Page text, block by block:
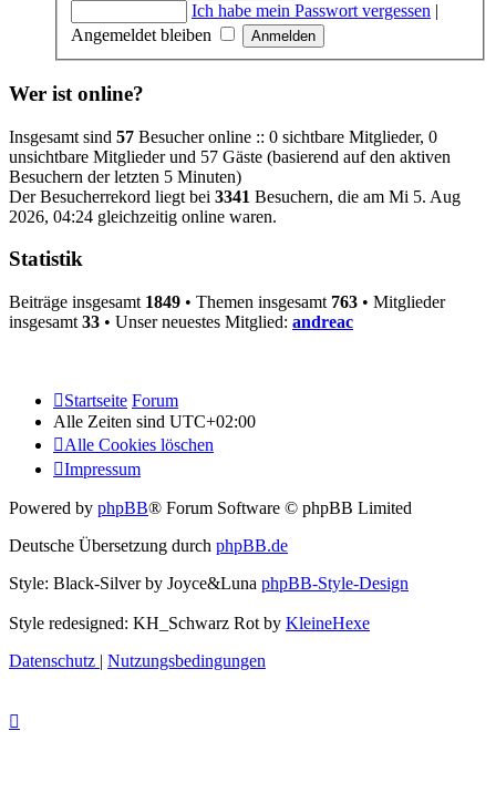
Ich habe mein Passwort vergessen |
Angemeldet bleiben
Wer ist online?
Insgesamt sind 57 Besucher online :: 0 sichtbare Mitglieder, 0
unsichtbare Mitglieder und 57 Gäste (basierend auf den aktiven
Besuchern der letzten 5 Minuten)
Der Besucherrekord liegt bei 3341 Besuchern, die am Mi 5. Aug
2026, 04:24 gleichzeitig online waren.
Statistik
Beiträge insgesamt 1849 • Themen insgesamt 763 • Mitglieder
insgesamt 33 • Unser neuestes Mitglied: andreac
Startseite Forum
Alle Zeiten sind UTC+02:00
Alle Cookies löschen
Impressum
Powered by phpBB® Forum Software © phpBB Limited
Deutsche Übersetzung durch phpBB.de
Style: Black-Silver by Joyce&Luna phpBB-Style-Design
Style redesigned: KH_Schwarz Rot by KleineHexe
Datenschutz | Nutzungsbedingungen